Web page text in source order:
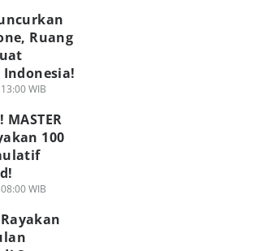
Ruang
Indonesia!
WIB
MASTER
100
WIB
Rayakan